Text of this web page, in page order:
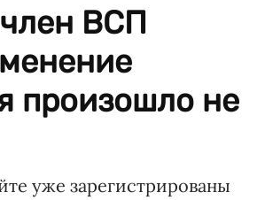
ВСП
произошло не
уже зарегистрированы